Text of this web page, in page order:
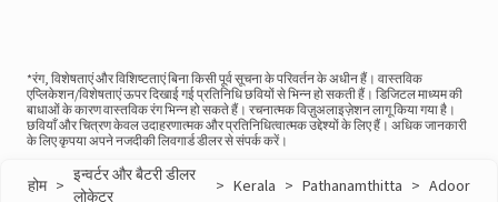
*रंग, विशेषताएं और विशिष्टताएं बिना किसी पूर्व सूचना के परिवर्तन के अधीन हैं। वास्तविक
एप्लिकेशन/विशेषताएं ऊपर दिखाई गई प्रतिनिधि छवियों से भिन्न हो सकती हैं। डिजिटल माध्यम की
बाधाओं के कारण वास्तविक रंग भिन्न हो सकते हैं। रचनात्मक विज़ुअलाइज़ेशन लागू किया गया है।
छवियाँ और चित्रण केवल उदाहरणात्मक और प्रतिनिधित्वात्मक उद्देश्यों के लिए हैं। अधिक जानकारी
के लिए कृपया अपने नजदीकी लिवगार्ड डीलर से संपर्क करें।
होम > इन्वर्टर और बैटरी डीलर
लोकेटर
> Kerala > Pathanamthitta > Adoor